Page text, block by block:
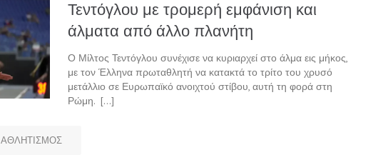
Τεντόγλου με τρομερή εμφάνιση και
άλματα από άλλο πλανήτη
Ο Μίλτος Τεντόγλου συνέχισε να κυριαρχεί στο άλμα εις μήκος,
με τον Έλληνα πρωταθλητή να κατακτά το τρίτο του χρυσό
μετάλλιο σε Ευρωπαϊκό ανοιχτού στίβου, αυτή τη φορά στη
Ρώμη. […]
ΑΘΛΗΤΙΣΜΟΣ